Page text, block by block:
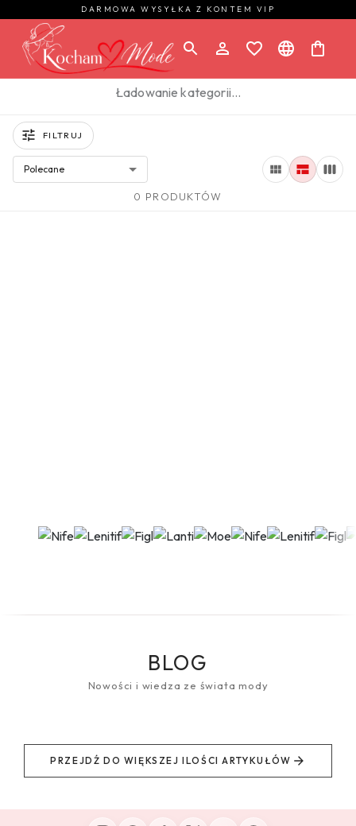
DARMOWA WYSYŁKA Z KONTEM VIP
Ładowanie kategorii…
FILTRUJ
Polecane
0 PRODUKTÓW
BLOG
Nowości i wiedza ze świata mody
PRZEJDŹ DO WIĘKSZEJ ILOŚCI ARTYKUŁÓW